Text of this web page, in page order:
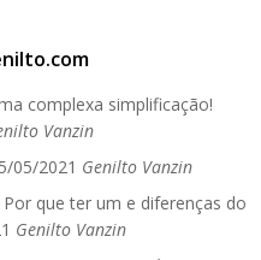
complexa simplificação!
Vanzin
05/2021 Genilto Vanzin
que ter um e diferenças do
Genilto Vanzin